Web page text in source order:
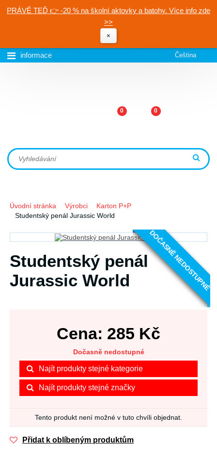
PRÁVĚ TEĎ 👉 -20 % na školní aktovky a batohy. Více info zde
>>
×
informace Čeština
0 0
Úvodní stránka Výrobci
Karton P+P
Studentský penál Jurassic World
DOČASNĚ NEDOSTUPNÉ
Studentský penál
Jurassic World
Cena: 285 Kč
Dočasně nedostupné
Najít produkty stejné kategorie
Najít produkty stejné značky
Tento produkt není možné v tuto chvíli objednat.
Přidat k oblíbeným produktům